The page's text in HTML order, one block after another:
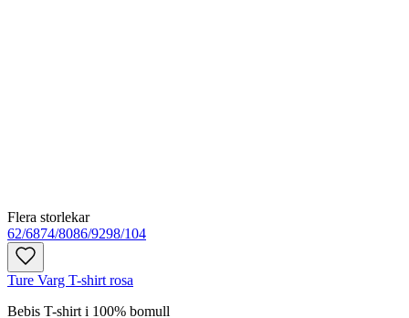
Flera storlekar
62/6874/8086/9298/104
Ture Varg T-shirt rosa
Bebis T-shirt i 100% bomull